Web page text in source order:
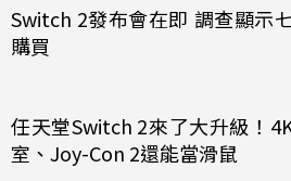
Switch 2發布會在即 調查顯示
購買
任天堂Switch 2來了大升級！
室、Joy-Con 2還能當滑鼠